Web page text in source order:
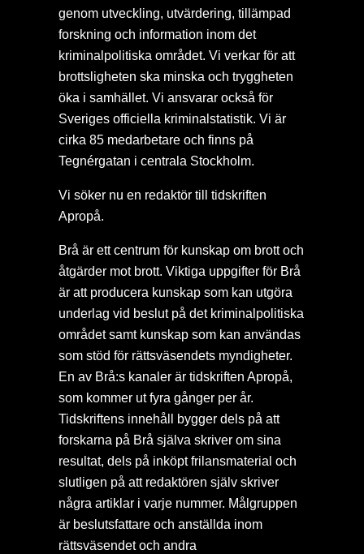
genom utveckling, utvärdering, tillämpad
forskning och information inom det
kriminalpolitiska området. Vi verkar för att
brottsligheten ska minska och tryggheten
öka i samhället. Vi ansvarar också för
Sveriges officiella kriminalstatistik. Vi är
cirka 85 medarbetare och finns på
Tegnérgatan i centrala Stockholm.
Vi söker nu en redaktör till tidskriften
Apropå.
Brå är ett centrum för kunskap om brott och
åtgärder mot brott. Viktiga uppgifter för Brå
är att producera kunskap som kan utgöra
underlag vid beslut på det kriminalpolitiska
området samt kunskap som kan användas
som stöd för rättsväsendets myndigheter.
En av Brå:s kanaler är tidskriften Apropå,
som kommer ut fyra gånger per år.
Tidskriftens innehåll bygger dels på att
forskarna på Brå själva skriver om sina
resultat, dels på inköpt frilansmaterial och
slutligen på att redaktören själv skriver
några artiklar i varje nummer. Målgruppen
är beslutsfattare och anställda inom
rättsväsendet och andra